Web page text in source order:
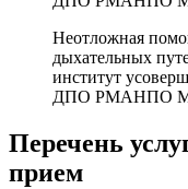
Неотложная
дыхательных
институт
ДПО РМАНПО
Перечень
прием